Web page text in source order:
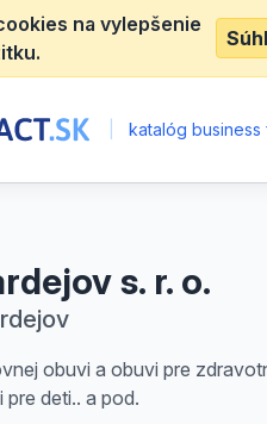
na vylepšenie
katalóg business
s. r. o.
obuvi a obuvi pre
deti.. a pod.